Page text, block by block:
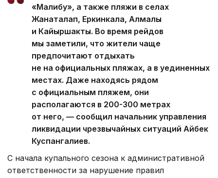
«Малибу», а также пляжи в селах
Жанаталап, Еркинкала, Алмалы
и Кайыршакты. Во время рейдов
мы заметили, что жители чаще
предпочитают отдыхать
не на официальных пляжах, а в уединенных
местах. Даже находясь рядом
с официальным пляжем, они
располагаются в 200-300 метрах
от него, — сообщил начальник управления
ликвидации чрезвычайных ситуаций Айбек
Куспангалиев.
С начала купального сезона к административной
ответственности за нарушение правил